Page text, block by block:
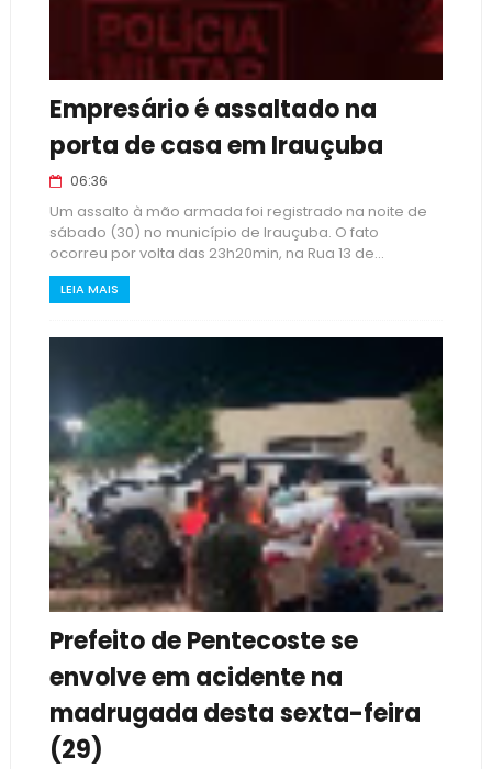
Empresário é assaltado na
porta de casa em Irauçuba
06:36
Um assalto à mão armada foi registrado na noite de
sábado (30) no município de Irauçuba. O fato
ocorreu por volta das 23h20min, na Rua 13 de...
LEIA MAIS
Prefeito de Pentecoste se
envolve em acidente na
madrugada desta sexta-feira
(29)